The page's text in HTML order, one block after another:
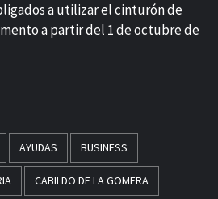
a utilizar el cinturón de
a partir del 1 de octubre de
AYUDAS BUSINESS
CABILDO DE LA GOMERA